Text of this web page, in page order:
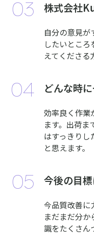
株式会社
自分の意見が
したいとこ
えてくださる
どんな時
効率良く作業
ます。出荷
はすっきりし
と思えます。
今後の目標
今品質改善に
まだまだ分
識をたくさん